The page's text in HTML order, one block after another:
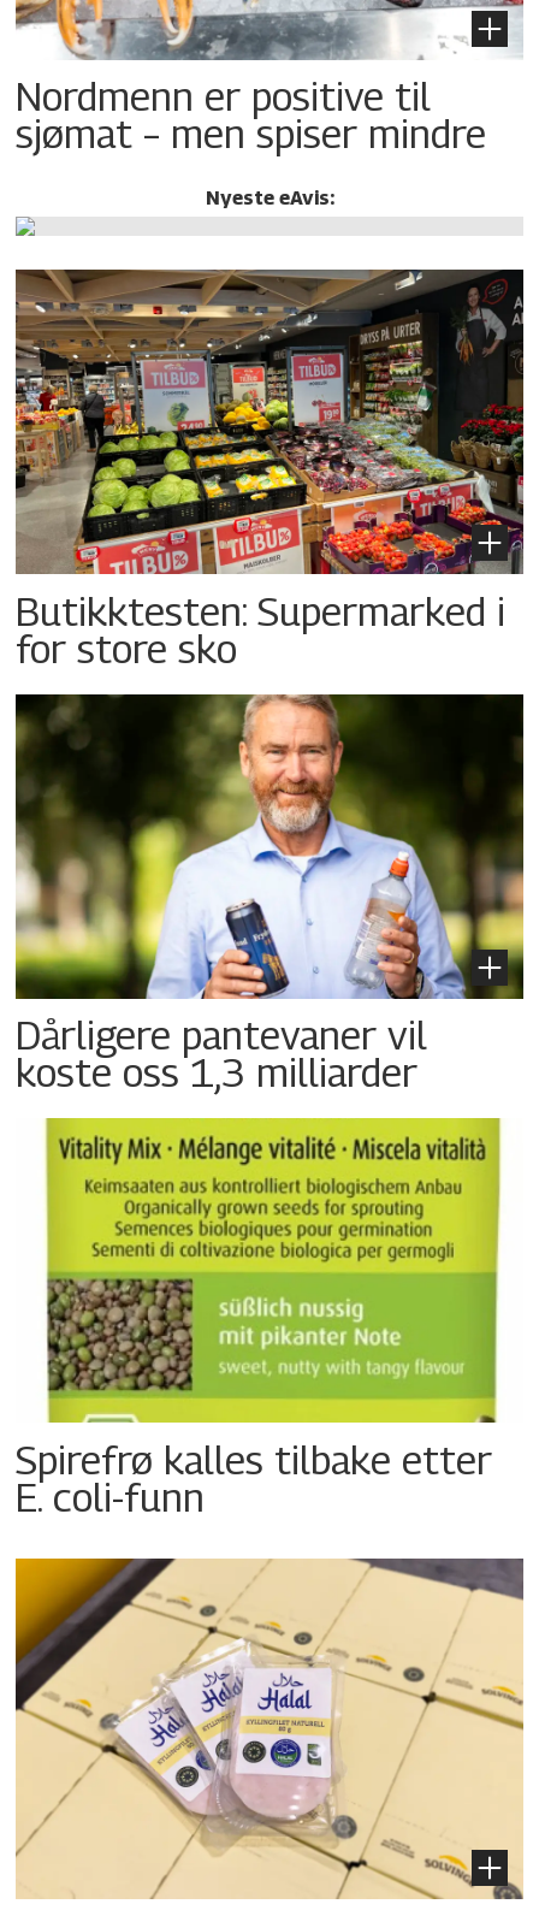
Nordmenn er positive til
sjømat – men spiser mindre
Nyeste eAvis:
Butikktesten: Supermarked i
for store sko
Dårligere pantevaner vil
koste oss 1,3 milliarder
Spirefrø kalles tilbake etter
E. coli-funn